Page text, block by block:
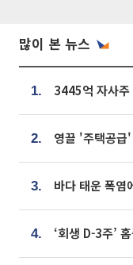
많이 본 뉴스
1.
2.
3. 바다 태운 폭염
4.